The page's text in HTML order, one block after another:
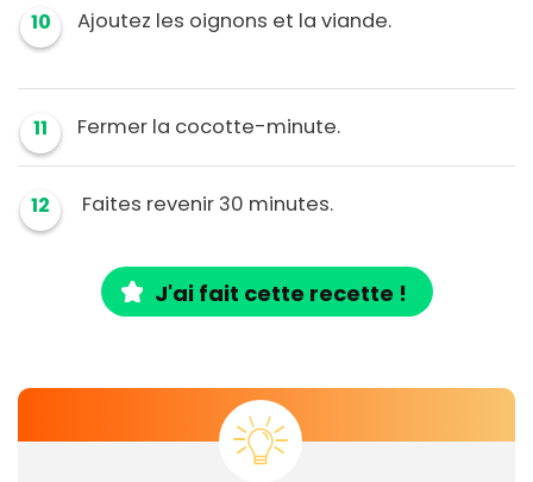
10 Ajoutez les oignons et la viande.
11 Fermer la cocotte-minute.
12 Faites revenir 30 minutes.
J'ai fait cette recette !